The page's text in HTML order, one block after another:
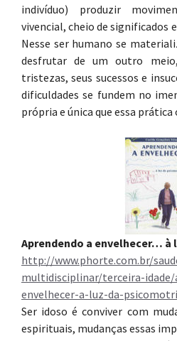
indivíduo) produzir
vivencial, cheio de significados
Nesse ser humano se
desfrutar de um outro
tristezas, seus sucessos e
dificuldades se fundem no
própria e única que essa prática
Aprendendo a envelhecer… à
http://www.phorte.com.br/
multidisciplinar/terceira-idade/
envelhecer-a-luz-da-
Ser idoso é conviver com
espirituais, mudanças essas